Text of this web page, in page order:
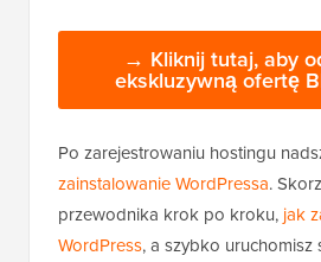
→ Kliknij tutaj, aby
ekskluzywną ofertę
Po zarejestrowaniu hostingu
zainstalowanie WordPressa.
przewodnika krok po kroku, jak
WordPress, a szybko uruchomisz